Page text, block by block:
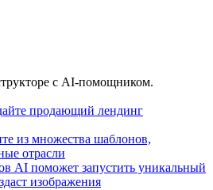
с AI-помощником.
продающий лендинг
из множества шаблонов,
отрасли
AI поможет запустить уникальный
изображения